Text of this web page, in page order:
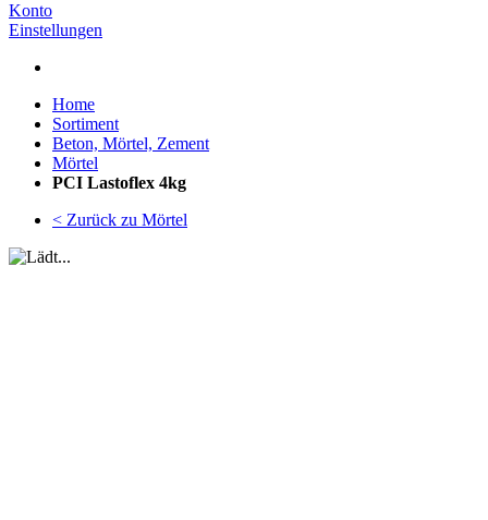
Konto
Einstellungen
Home
Sortiment
Beton, Mörtel, Zement
Mörtel
PCI Lastoflex 4kg
< Zurück zu Mörtel